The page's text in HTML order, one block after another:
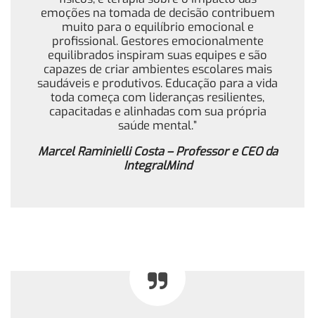
emoções na tomada de decisão contribuem
muito para o equilíbrio emocional e
profissional. Gestores emocionalmente
equilibrados inspiram suas equipes e são
capazes de criar ambientes escolares mais
saudáveis e produtivos. Educação para a vida
toda começa com lideranças resilientes,
capacitadas e alinhadas com sua própria
saúde mental.”
Marcel Raminielli Costa – Professor e CEO da
IntegralMind